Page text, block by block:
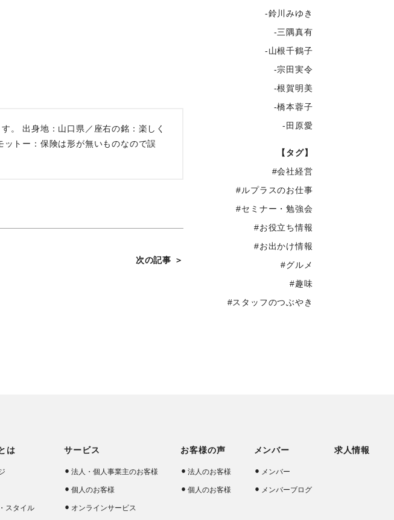
。 出身地：山口県／座右の銘：楽しく
トー：保険は形が無いものなので誤
次の記事 ＞
-鈴川みゆき
-三隅真有
-山根千鶴子
-宗田実令
-根賀明美
-橋本蓉子
-田原愛
【タグ】
#会社経営
#ルプラスのお仕事
#セミナー・勉強会
#お役立ち情報
#お出かけ情報
#グルメ
#趣味
#スタッフのつぶやき
は
スタイル
サービス
法人・個人事業主のお客様
個人のお客様
オンラインサービス
お客様の声
法人のお客様
個人のお客様
メンバー
メンバー
メンバーブログ
求人情報